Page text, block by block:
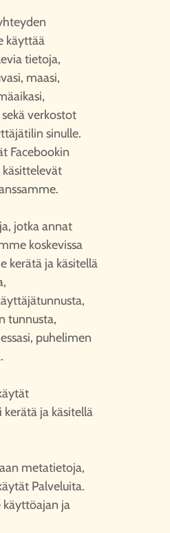
käyttää
tietoja,
maasi,
verkostot
sinulle.
Facebookin
jotka annat
koskevissa
kerätä ja käsitellä
tunnusta,
puhelimen
ja käsitellä
metatietoja,
Palveluita.
käyttöajan ja